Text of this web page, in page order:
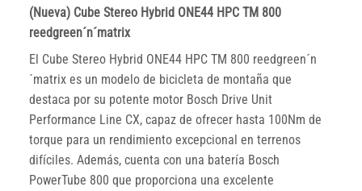
(Nueva) Cube Stereo Hybrid ONE44 HPC TM 800
reedgreen´n´matrix
El Cube Stereo Hybrid ONE44 HPC TM 800 reedgreen´n
´matrix es un modelo de bicicleta de montaña que
destaca por su potente motor Bosch Drive Unit
Performance Line CX, capaz de ofrecer hasta 100Nm de
torque para un rendimiento excepcional en terrenos
difíciles. Además, cuenta con una batería Bosch
PowerTube 800 que proporciona una excelente